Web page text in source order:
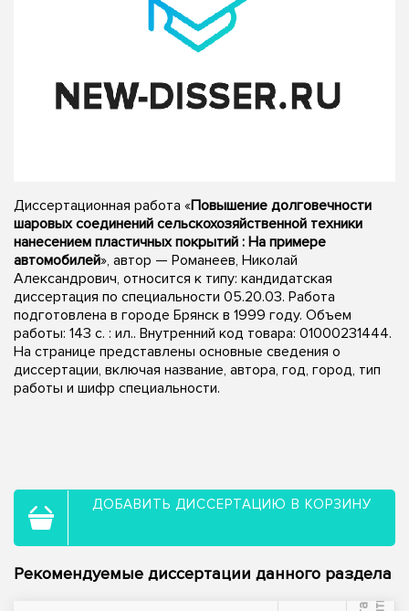
Диссертационная работа «Повышение долговечности
шаровых соединений сельскохозяйственной техники
нанесением пластичных покрытий : На примере
автомобилей», автор — Романеев, Николай
Александрович, относится к типу: кандидатская
диссертация по специальности 05.20.03. Работа
подготовлена в городе Брянск в 1999 году. Объем
работы: 143 с. : ил.. Внутренний код товара: 01000231444.
На странице представлены основные сведения о
диссертации, включая название, автора, год, город, тип
работы и шифр специальности.
ДОБАВИТЬ ДИССЕРТАЦИЮ В КОРЗИНУ
Рекомендуемые диссертации данного раздела